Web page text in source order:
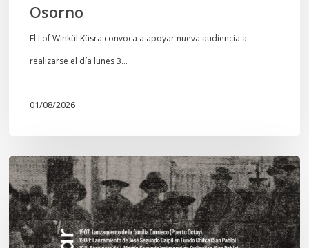
Osorno
El Lof Winkül Küsra convoca a apoyar nueva audiencia a
realizarse el día lunes 3…
01/08/2026
Chawrakawin:
Palimpsesto
explora
a